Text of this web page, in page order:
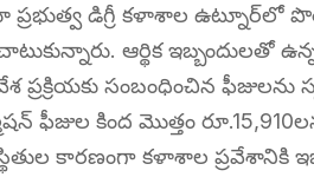
డిగ్రీ కళాశాల ఉట్నూర్‌లో
ఆర్థిక ఇబ్బందులతో
ప్రక్రియకు సంబంధించిన
ఫీజుల కింద మొత్తం
కారణంగా కళాశాల ప్రవేశానికి